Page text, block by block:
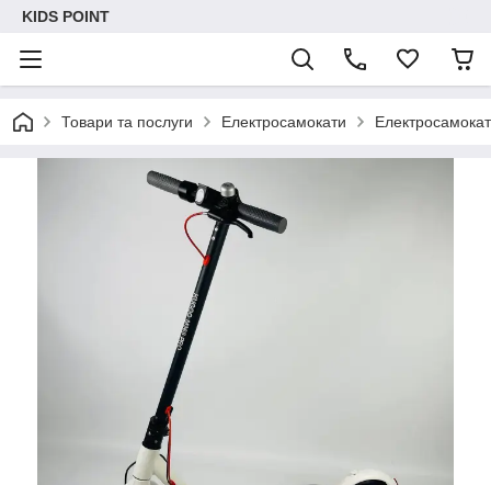
KIDS POINT
Товари та послуги Електросамокати